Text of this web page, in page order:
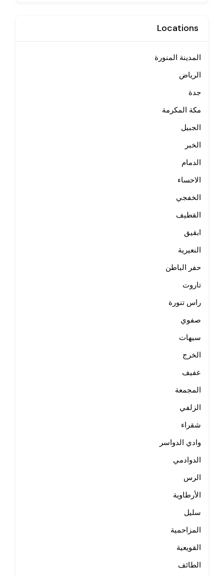
Locations
المدينة المنورة
الرياض
جدة
مكة المكرمة
الجبيل
الخبر
الدمام
الاحساء
الخفجي
القطيف
ابقيق
النعيرية
حفر الباطن
تاروت
راس تنورة
صفوي
سيهات
الخرج
عفيف
المجمعة
الزلفي
شقراء
وادي الدواسر
الدوادمي
الرس
الأرطاوية
سليل
المزاحمية
القويعية
الطائف